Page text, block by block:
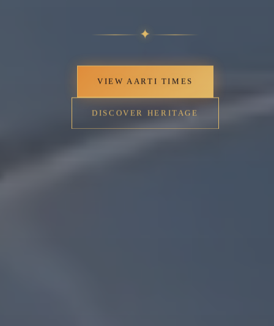
✦
VIEW AARTI TIMES
DISCOVER HERITAGE